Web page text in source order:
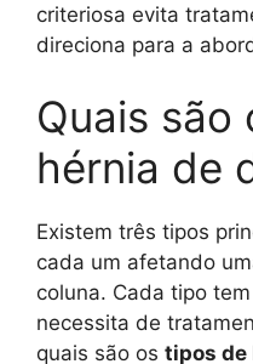
criteriosa evita
direciona para a
Quais são
hérnia de
Existem três tipos
cada um afetando
coluna. Cada tipo
necessita de
quais são os tipos de